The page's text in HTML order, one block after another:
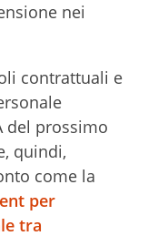
nei
contrattuali e
del prossimo
quindi,
come la
per
tra